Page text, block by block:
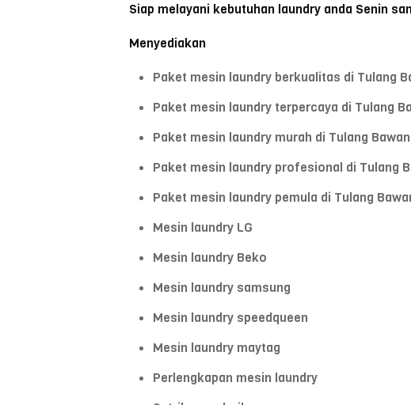
Siap melayani kebutuhan laundry anda Senin
Menyediakan
Paket mesin laundry berkualitas di Tulang
Paket mesin laundry terpercaya di Tulang
Paket mesin laundry murah di Tulang
Paket mesin laundry profesional di Tulang
Paket mesin laundry pemula di Tulang
Mesin laundry LG
Mesin laundry Beko
Mesin laundry samsung
Mesin laundry speedqueen
Mesin laundry maytag
Perlengkapan mesin laundry